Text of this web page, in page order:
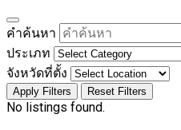
คำค้นหา
ประเภท
จังหวัดที่ตั้ง
Apply Filters Reset Filters
No listings found.